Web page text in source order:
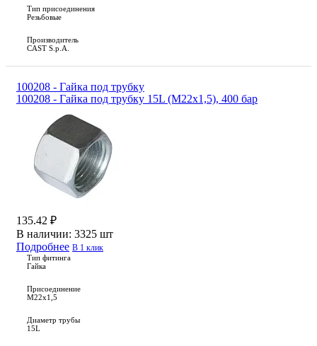
Тип присоединения
Резьбовые
Производитель
CAST S.p.A.
100208 - Гайка под трубку
100208 - Гайка под трубку 15L (М22х1,5), 400 бар
135.42 ₽
В наличии: 3325 шт
Подробнее В 1 клик
Тип фитинга
Гайка
Присоединение
M22x1,5
Диаметр трубы
15L